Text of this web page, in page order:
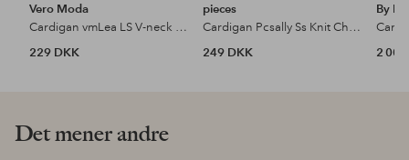
Vero Moda
Cardigan vmLea LS V-neck Cuff Cardigan
229 DKK
pieces
Cardigan Pcsally Ss Knit Check Cardigan Bc
249 DKK
By
2
Det mener andre